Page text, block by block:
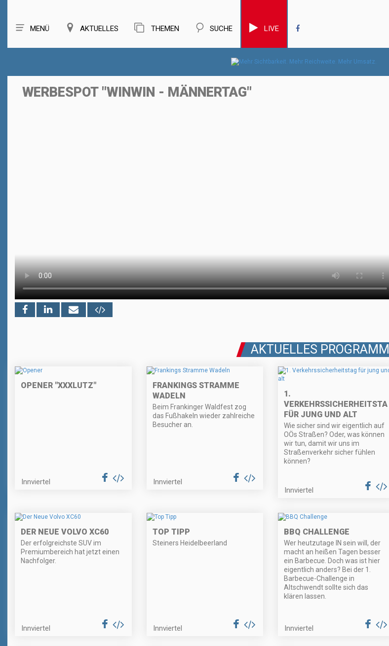
MENÜ AKTUELLES THEMEN SUCHE LIVE
WERBESPOT "WINWIN - MÄNNERTAG"
AKTUELLES PROGRAMM
OPENER "XXXLUTZ"
Innviertel
FRANKINGS STRAMME
WADELN
Beim Frankinger Waldfest zog
das Fußhakeln wieder zahlreiche
Besucher an.
Innviertel
1.
VERKEHRSSICHERHEITSTAG
FÜR JUNG UND ALT
Wie sicher sind wir eigentlich auf
OÖs Straßen? Oder, was können
wir tun, damit wir uns im
Straßenverkehr sicher fühlen
können?
Innviertel
DER NEUE VOLVO XC60
Der erfolgreichste SUV im
Premiumbereich hat jetzt einen
Nachfolger.
Innviertel
TOP TIPP
Steiners Heidelbeerland
Innviertel
BBQ CHALLENGE
Wer heutzutage IN sein will, der
macht an heißen Tagen besser
ein Barbecue. Doch was ist hier
eigentlich anders? Bei der 1.
Barbecue-Challenge in
Altschwendt sollte sich das
klären lassen.
Innviertel